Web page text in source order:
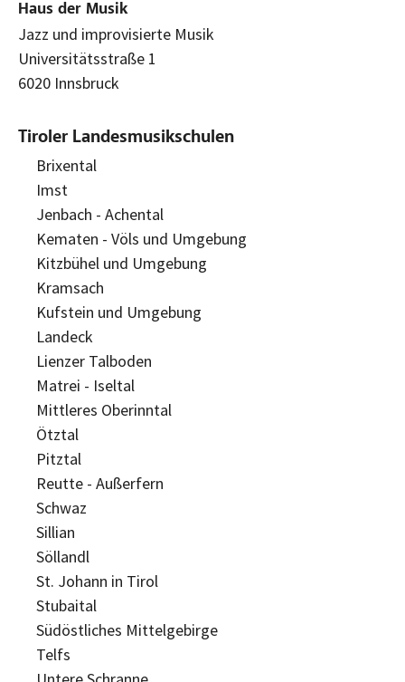
Haus der Musik
Jazz und improvisierte Musik
Universitätsstraße 1
6020 Innsbruck
Tiroler Landesmusikschulen
Brixental
Imst
Jenbach - Achental
Kematen - Völs und Umgebung
Kitzbühel und Umgebung
Kramsach
Kufstein und Umgebung
Landeck
Lienzer Talboden
Matrei - Iseltal
Mittleres Oberinntal
Ötztal
Pitztal
Reutte - Außerfern
Schwaz
Sillian
Söllandl
St. Johann in Tirol
Stubaital
Südöstliches Mittelgebirge
Telfs